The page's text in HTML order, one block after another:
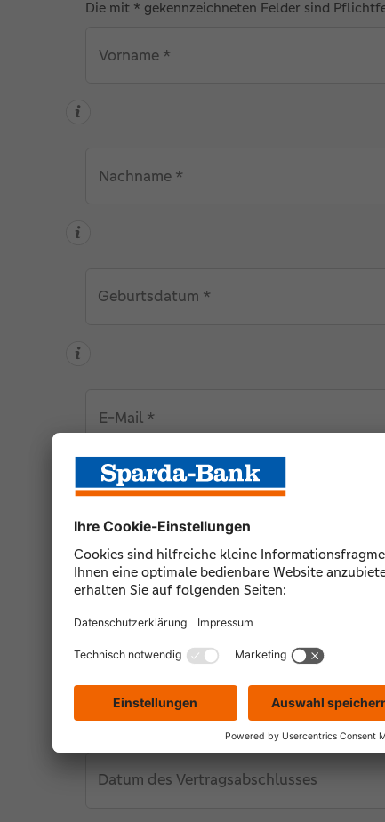
Die mit * gekennzeichneten Felder sind
Vorname *
Nachname *
Geburtsdatum *
E-Mail *
Telefon
Vertrags- / Kundennummer
Datum des Vertragsabschlusses